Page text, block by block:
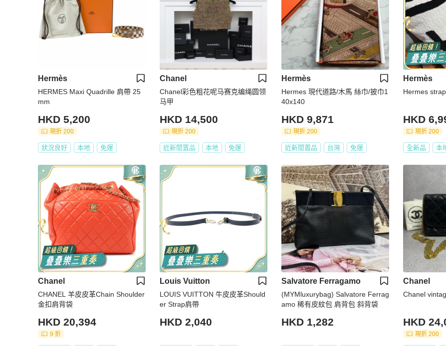
Hermès
HERMES Maxi Quadrille 肩帶 25
mm
HKD 5,200
現折 200
狀況良好 本地 免運
Chanel
Chanel彩色粗花呢马赛克编绳圆领
马甲
HKD 14,500
現折 200
近新閒置品 本地 免運
Hermès
Hermes 現代道路/木馬 絲巾/披巾1
40x140
HKD 9,871
現折 200
近新閒置品 台灣 免運
Hermès
Hermes
HKD
現折 200
全新品 本
Chanel
CHANEL 羊皮皮革Chain Shoulder
金扣肩背袋
HKD 20,394
9 折
Louis Vuitton
LOUIS VUITTON 牛皮皮革Should
er Strap肩帶
HKD 2,040
Salvatore Ferragamo
(MYMluxurybag) Salvatore Ferrag
amo 稀有皮紋包 肩背包 斜背袋
HKD 1,282
Chanel
Chanel
HKD
現折 200